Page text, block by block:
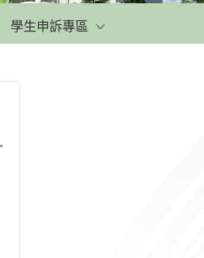
學生申訴專區